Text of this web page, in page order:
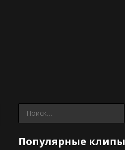
Найти:
Популярные клипы